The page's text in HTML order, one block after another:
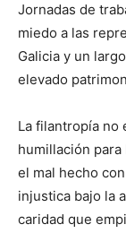
Jornadas de
miedo a las
Galicia y un
elevado
La filantropía no
humillación
el mal hecho
injustica bajo la
caridad que